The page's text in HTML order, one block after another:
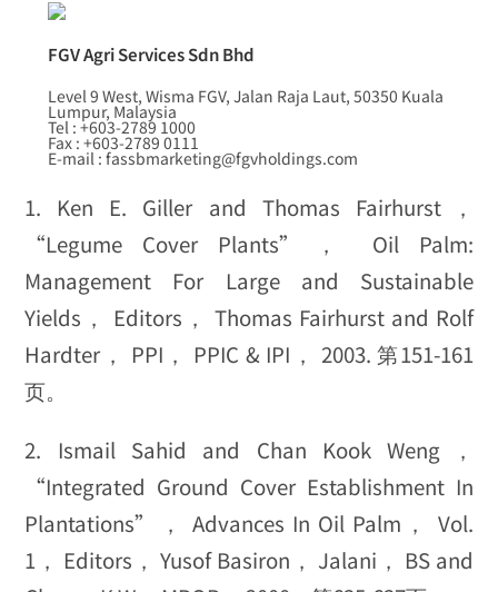
FGV Agri Services Sdn Bhd
Level 9 West, Wisma FGV, Jalan Raja Laut, 50350 Kuala
Lumpur, Malaysia
Tel : +603-2789 1000
Fax : +603-2789 0111
E-mail : fassbmarketing@fgvholdings.com
1. Ken E. Giller and Thomas Fairhurst，
“Legume Cover Plants”， Oil Palm:
Management For Large and Sustainable
Yields， Editors， Thomas Fairhurst and Rolf
Hardter， PPI， PPIC & IPI， 2003. 第151-161
页。
2. Ismail Sahid and Chan Kook Weng，
“Integrated Ground Cover Establishment In
Plantations”， Advances In Oil Palm， Vol.
1， Editors， Yusof Basiron， Jalani， BS and